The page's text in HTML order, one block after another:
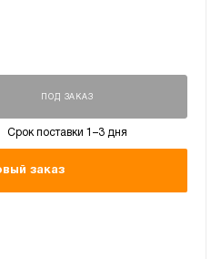
ПОД ЗАКАЗ
Срок поставки 1–3 дня
заказ